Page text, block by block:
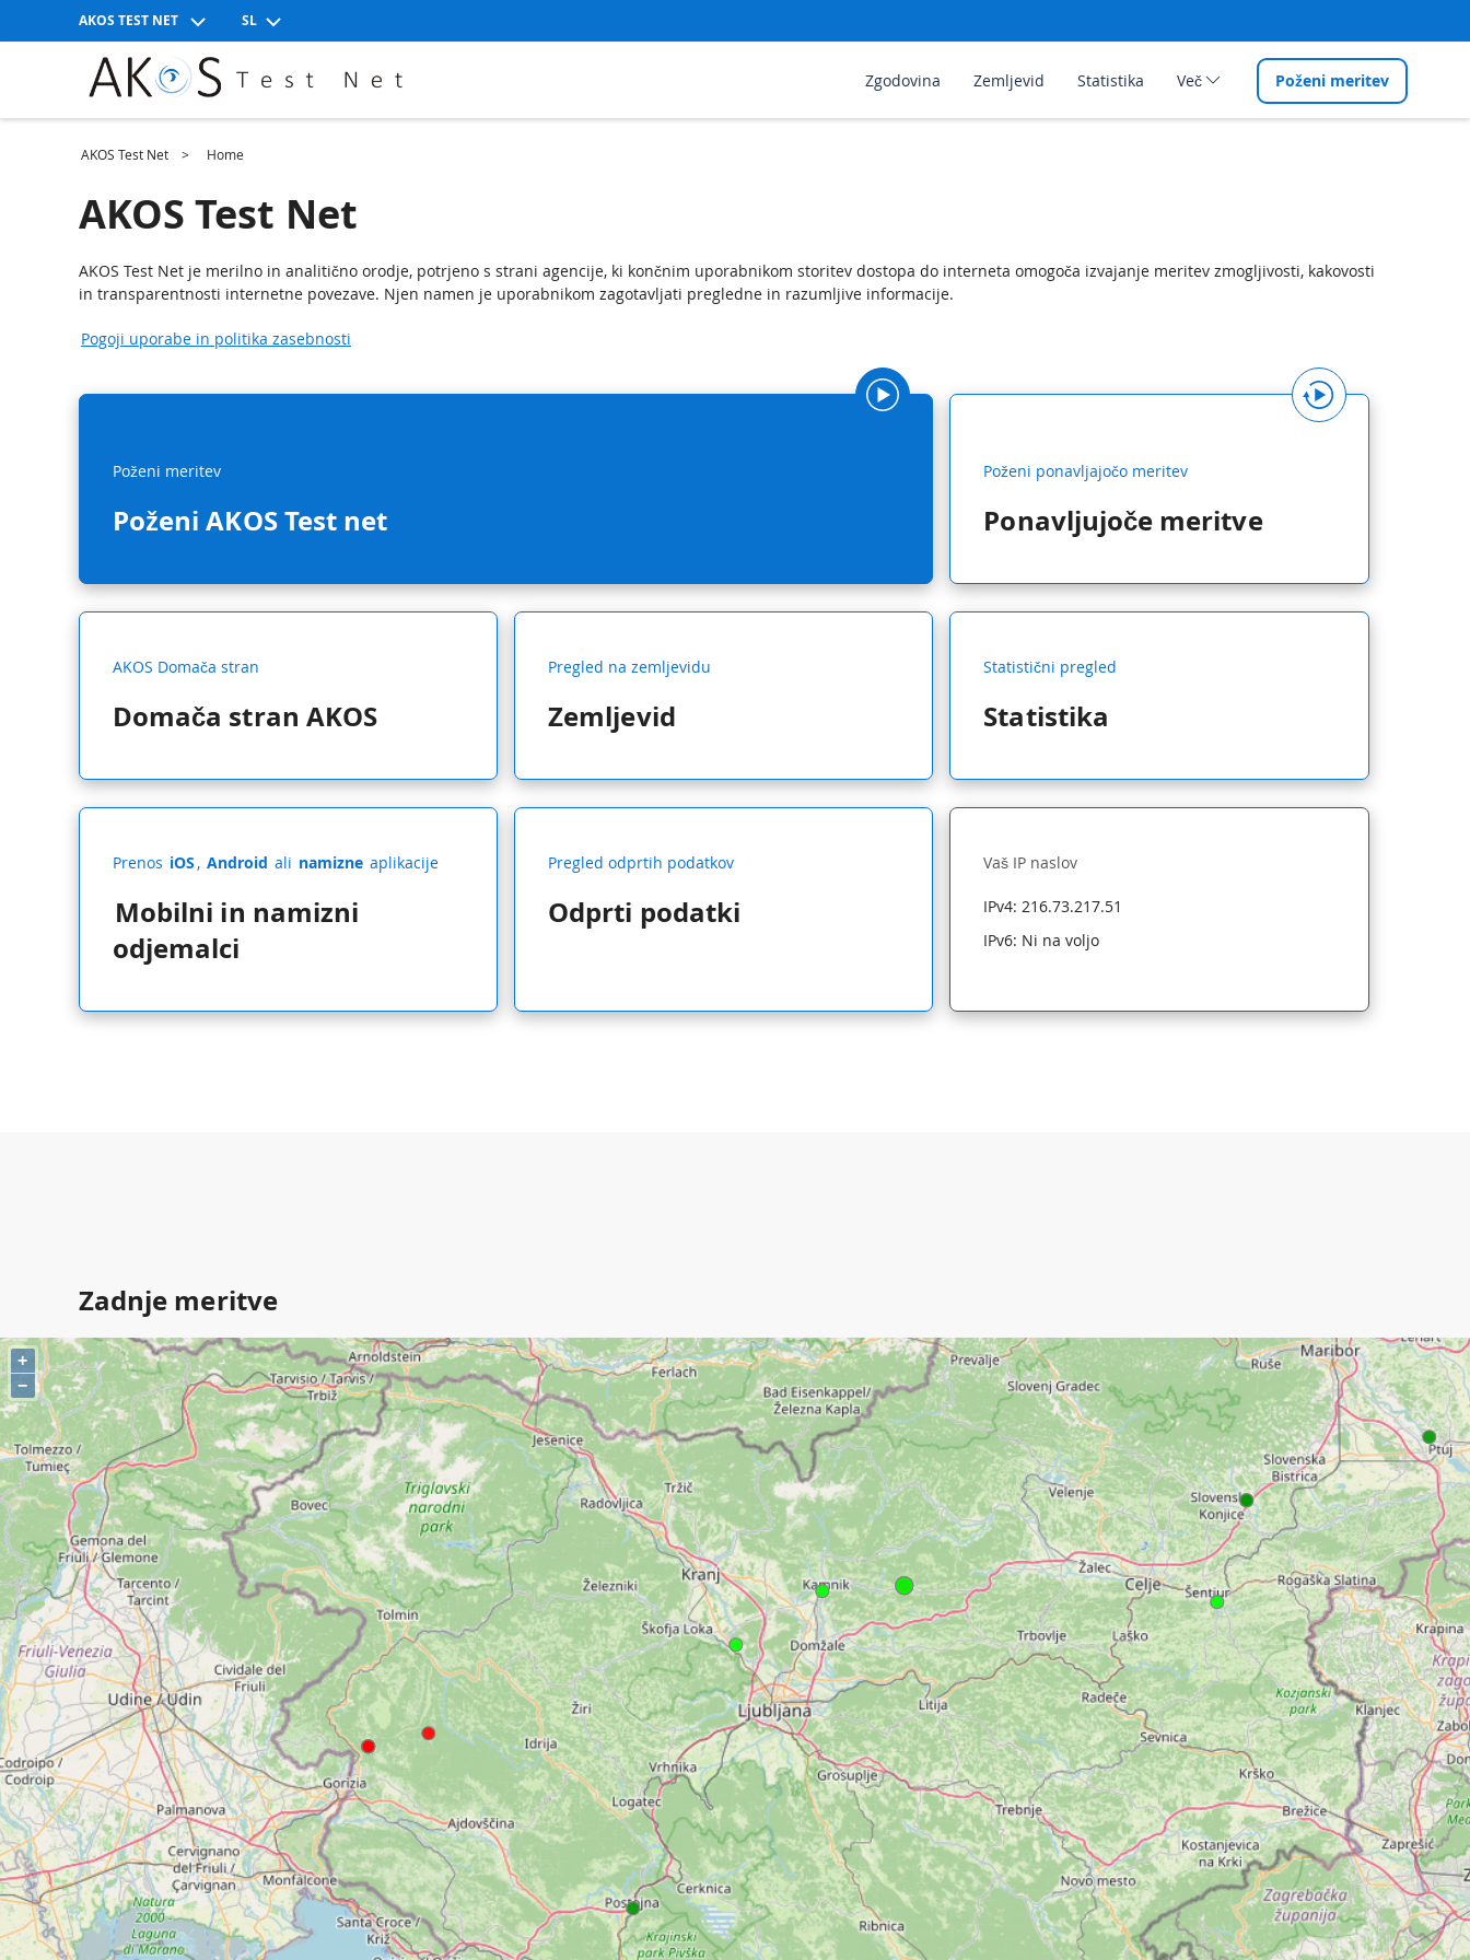
AKOS TEST NET SL
Zgodovina Zemljevid Statistika Več Poženi meritev
AKOS Test Net Home
AKOS Test Net
AKOS Test Net je merilno in analitično orodje, potrjeno s strani agencije, ki končnim uporabnikom storitev dostopa do interneta omogoča izvajanje meritev zmogljivosti, kakovosti
in transparentnosti internetne povezave. Njen namen je uporabnikom zagotavljati pregledne in razumljive informacije.
Pogoji uporabe in politika zasebnosti
Poženi meritev
Poženi AKOS Test net
Poženi ponavljajočo meritev
Ponavljujoče meritve
AKOS Domača stran
Domača stran AKOS
Pregled na zemljevidu
Zemljevid
Statistični pregled
Statistika
Prenos iOS , Android ali namizne aplikacije
Mobilni in namizni
odjemalci
Pregled odprtih podatkov
Odprti podatki
Vaš IP naslov
IPv4:216.73.217.51
IPv6: Ni na voljo
Zadnje meritve
+
−